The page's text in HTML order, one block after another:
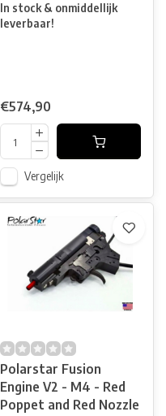
In stock & onmiddellijk
leverbaar!
€574,90
Vergelijk
Polarstar Fusion
Engine V2 - M4 - Red
Poppet and Red Nozzle